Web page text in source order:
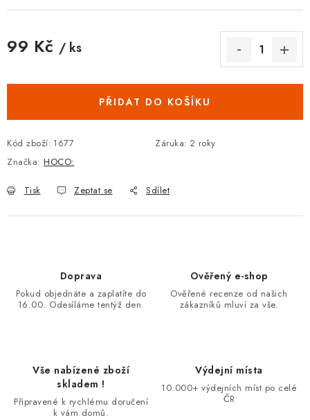
Ochrana osobních údajů
Hodnocení obchodu
99 Kč / ks
PŘIDAT DO KOŠÍKU
Kód zboží: 1677 Záruka: 2 roky
Značka: HOCO:
Tisk Zeptat se Sdílet
Doprava
Pokud objednáte a zaplatíte do
16.00. Odesíláme tentýž den.
Ověřený e-shop
Ověřené recenze od našich
zákazníků mluví za vše.
Vše nabízené zboží
skladem !
Připravené k rychlému doručení
k vám domů.
Výdejní místa
10.000+ výdejních míst po celé
ČR